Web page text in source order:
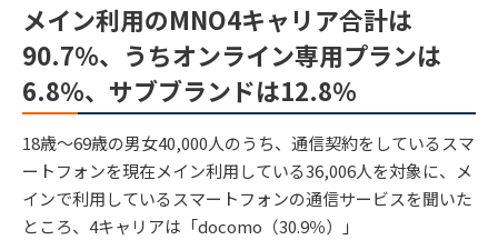
メイン利用のMNO4キャリア合計は
90.7％、うちオンライン専用プランは
6.8％、サブブランドは12.8％
18歳～69歳の男女40,000人のうち、通信契約をしているスマ
ートフォンを現在メイン利用している36,006人を対象に、メ
インで利用しているスマートフォンの通信サービスを聞いた
ところ、4キャリアは「docomo（30.9％）」